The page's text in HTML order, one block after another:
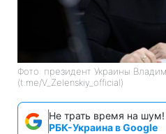
Фото: президент Украины
(t.me/V_Zelenskiy_official)
Не трать время на шум!
РБК-Украина в Google